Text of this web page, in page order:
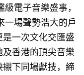
電子音樂盛事，
一場聲勢浩大的戶
一次文化交匯盛
香港的頂尖音樂
下同場獻技，締